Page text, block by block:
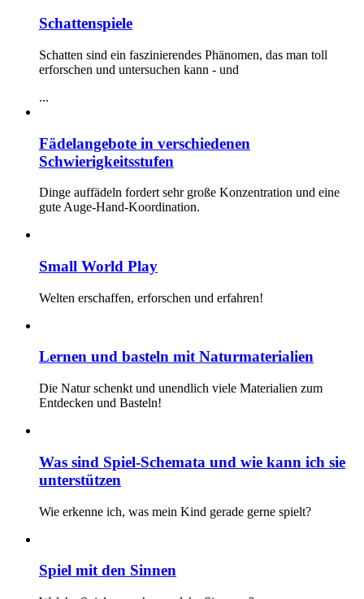
Schattenspiele
Schatten sind ein faszinierendes Phänomen, das man toll
erforschen und untersuchen kann - und
...
Fädelangebote in verschiedenen
Schwierigkeitsstufen
Dinge auffädeln fordert sehr große Konzentration und eine
gute Auge-Hand-Koordination.
Small World Play
Welten erschaffen, erforschen und erfahren!
Lernen und basteln mit Naturmaterialien
Die Natur schenkt und unendlich viele Materialien zum
Entdecken und Basteln!
Was sind Spiel-Schemata und wie kann ich sie
unterstützen
Wie erkenne ich, was mein Kind gerade gerne spielt?
Spiel mit den Sinnen